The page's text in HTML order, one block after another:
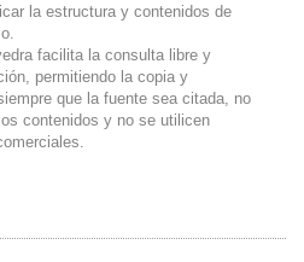
la estructura y contenidos de
facilita la consulta libre y
permitiendo la copia y
que la fuente sea citada, no
contenidos y no se utilicen